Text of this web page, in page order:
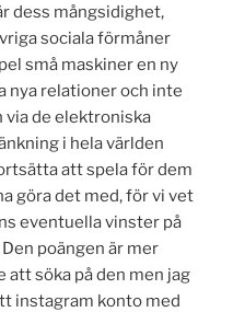
dess mångsidighet,
sociala förmåner
små maskiner en ny
nya relationer och inte
de elektroniska
i hela världen
att spela för dem
göra det med, för vi vet
eventuella vinster på
poängen är mer
att söka på den men jag
instagram konto med